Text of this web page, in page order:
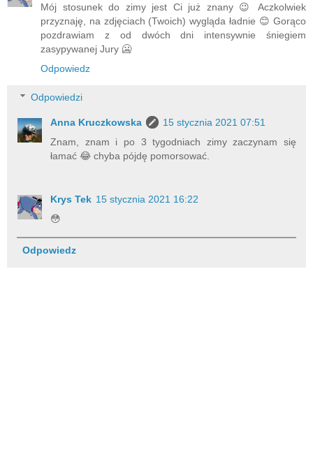
Mój stosunek do zimy jest Ci już znany 😉 Aczkolwiek
przyznaję, na zdjęciach (Twoich) wygląda ładnie 😊 Gorąco
pozdrawiam z od dwóch dni intensywnie śniegiem
zasypywanej Jury 🥶
Odpowiedz
Odpowiedzi
Anna Kruczkowska
15 stycznia 2021 07:51
Znam, znam i po 3 tygodniach zimy zaczynam się
łamać 😂 chyba pójdę pomorsować.
Krys Tek 15 stycznia 2021 16:22
😳
Odpowiedz